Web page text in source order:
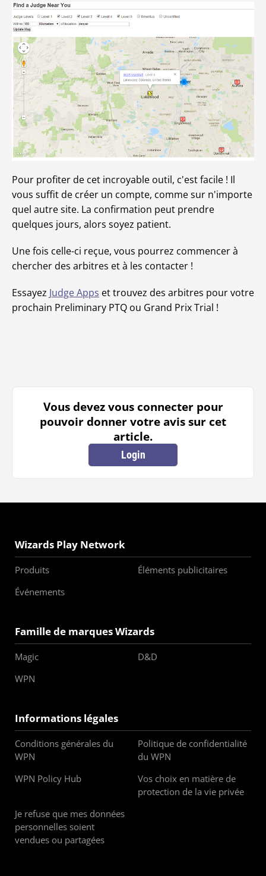
Pour profiter de cet incroyable outil, c'est facile ! Il
vous suffit de créer un compte, comme sur n'importe
quel autre site. La confirmation peut prendre
quelques jours, alors soyez patient.
Une fois celle-ci reçue, vous pourrez commencer à
chercher des arbitres et à les contacter !
Essayez Judge Apps et trouvez des arbitres pour votre
prochain Preliminary PTQ ou Grand Prix Trial !
Vous devez vous connecter pour
pouvoir donner votre avis sur cet
article.
Login
Wizards Play Network
Produits
Éléments publicitaires
Événements
Famille de marques Wizards
Magic
D&D
WPN
Informations légales
Conditions générales du
WPN
Politique de confidentialité
du WPN
WPN Policy Hub
Vos choix en matière de
protection de la vie privée
Je refuse que mes données
personnelles soient
vendues ou partagées